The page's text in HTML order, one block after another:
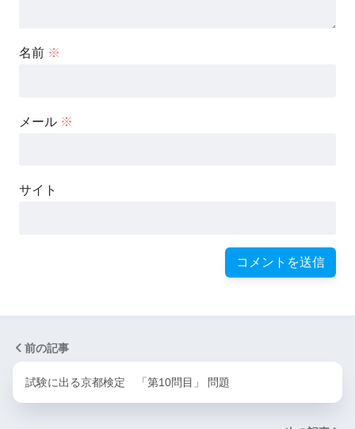
名前 ※
メール ※
サイト
前の記事
試験に出る京都検定 「第10問目」 問題